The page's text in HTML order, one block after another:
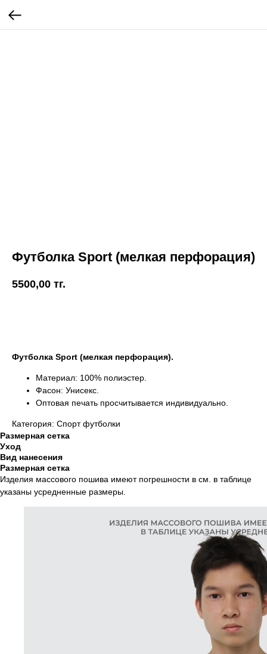
Футболка Sport (мелкая перфорация)
5500,00 тг.
Футболка Sport (мелкая перфорация).
Материал: 100% полиэстер.
Фасон: Унисекс.
Оптовая печать просчитывается индивидуально.
Категория: Спорт футболки
Размерная сетка
Уход
Вид нанесения
Размерная сетка
Изделия массового пошива имеют погрешности в см. в таблице
указаны усредненные размеры.